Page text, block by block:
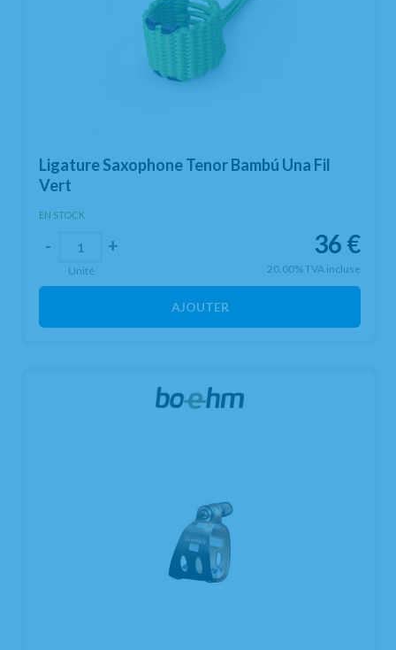
Ligature Saxophone Tenor Bambú Una Fil
Vert
EN STOCK
36 €
20.00%TVA incluse
- +
Unité
AJOUTER